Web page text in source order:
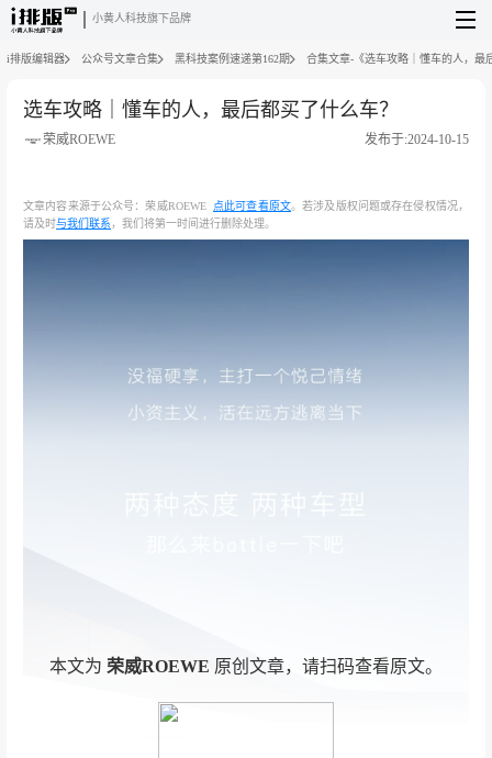
小黄人科技旗下品牌
i排版编辑器 公众号文章合集 黑科技案例速递第162期 合集文章-《选车攻略｜懂车的人，最
选车攻略｜懂车的人，最后都买了什么车？
荣威ROEWE 发布于:2024-10-15
文章内容来源于公众号：荣威ROEWE 点此可查看原文。若涉及版权问题或存在侵权情况，
请及时与我们联系 ，我们将第一时间进行删除处理。
本文为 荣威ROEWE 原创文章，请扫码查看原文。